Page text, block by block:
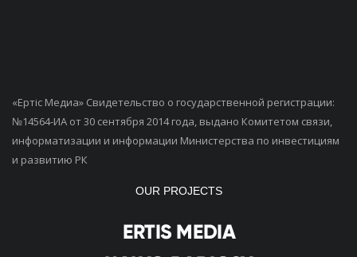
«Ертiс Медиа» Свидетельство о государственной регистрации:
№14564-ИА от 30 сентября 2014 года, выдано Комитетом связи,
информатизации и информации Министерства по инвестициям
и развитию РК
OUR PROJECTS